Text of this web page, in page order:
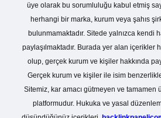
üye olarak bu sorumluluğu kabul etmiş
herhangi bir marka, kurum veya şahıs
bulunmamaktadır. Sitede yalnızca kendi
paylaşılmaktadır. Burada yer alan içerikler
olup, gerçek kurum ve kişiler hakkında
Gerçek kurum ve kişiler ile isim
Sitemiz, kar amacı gütmeyen ve tamamen
platformudur. Hukuka ve yasal